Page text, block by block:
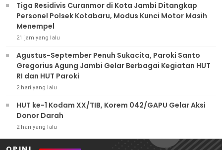
Tiga Residivis Curanmor di Kota Jambi Ditangkap
Personel Polsek Kotabaru, Modus Kunci Motor Masih
Menempel
21 jam yang lalu
Agustus-September Penuh Sukacita, Paroki Santo
Gregorius Agung Jambi Gelar Berbagai Kegiatan HUT
RI dan HUT Paroki
2 hari yang lalu
HUT ke-1 Kodam XX/TIB, Korem 042/GAPU Gelar Aksi
Donor Darah
2 hari yang lalu